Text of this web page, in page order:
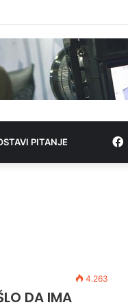
PITANJE
4.263
DA IMA